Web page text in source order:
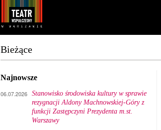
Bieżące
Najnowsze
06.07.2026 Stanowisko środowiska kultury w sprawie
rezygnacji Aldony Machnowskiej-Góry z
funkcji Zastępczyni Prezydenta m.st.
Warszawy